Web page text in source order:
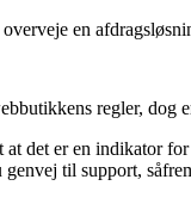
en
regler, dog
det er en indikator
til support,